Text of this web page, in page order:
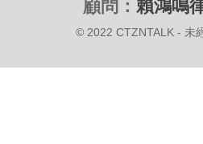
顧問： 賴鴻鳴
© 2022 CTZNTALK - 未